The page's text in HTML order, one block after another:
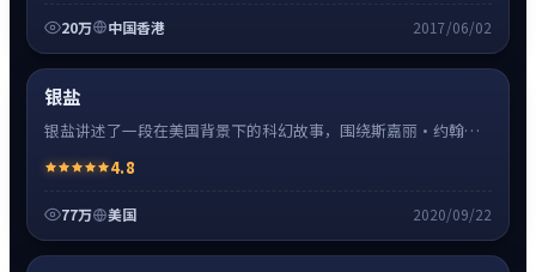
20万 中国香港 2017/06/02
高清
银盐
银盐讲述了一段在美国背景下的科幻故事，围绕斯嘉丽·约翰逊
凑、情绪克制。
4.8
77万 美国 2020/09/22